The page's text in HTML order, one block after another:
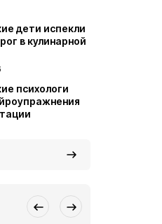
дети испекли
в кулинарной
психологи